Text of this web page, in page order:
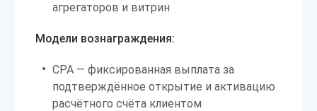
агрегаторов и витрин
Модели вознаграждения:
CPA — фиксированная выплата за
подтверждённое открытие и активацию
расчётного счёта клиентом